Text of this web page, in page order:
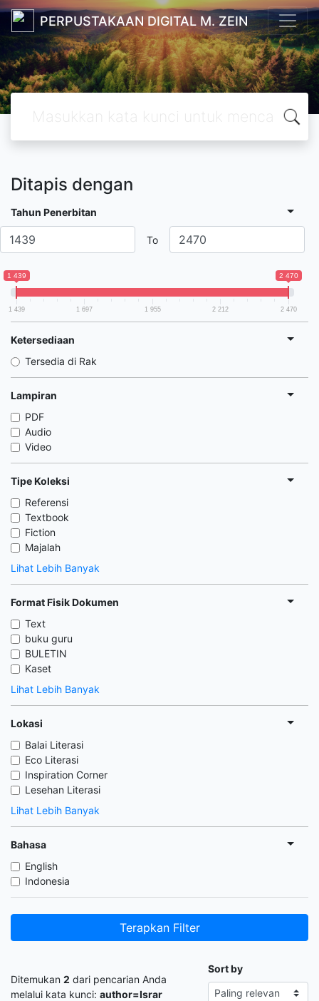
PERPUSTAKAAN DIGITAL M. ZEIN
Ditapis dengan
Tahun Penerbitan
To
1 439 2 470
1 439 1 697 1 955 2 212 2 470
Ketersediaan
Tersedia di Rak
Lampiran
PDF
Audio
Video
Tipe Koleksi
Referensi
Textbook
Fiction
Majalah
Lihat Lebih Banyak
Format Fisik Dokumen
Text
buku guru
BULETIN
Kaset
Lihat Lebih Banyak
Lokasi
Balai Literasi
Eco Literasi
Inspiration Corner
Lesehan Literasi
Lihat Lebih Banyak
Bahasa
English
Indonesia
Terapkan Filter
Ditemukan 2 dari pencarian Anda
melalui kata kunci: author=Israr
Sort by